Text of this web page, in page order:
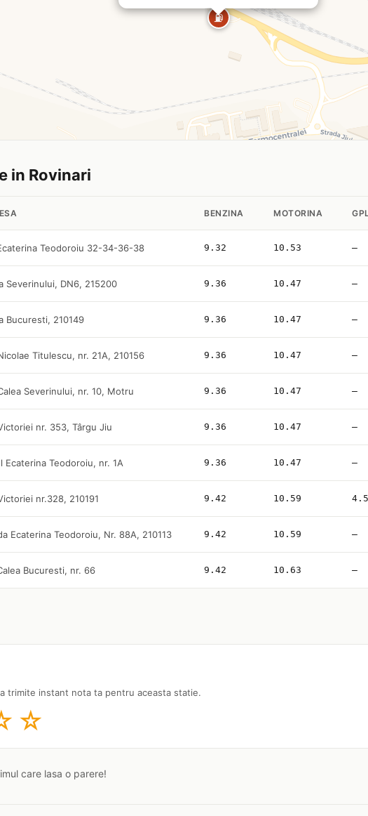
⛽
in Rovinari
BENZINA MOTORINA GPL
Teodoroiu 32-34-36-38 9.32 10.53 —
Severinului, DN6, 215200 9.36 10.47 —
Bucuresti, 210149 9.36 10.47 —
Titulescu, nr. 21A, 210156 9.36 10.47 —
Severinului, nr. 10, Motru 9.36 10.47 —
nr. 353, Târgu Jiu 9.36 10.47 —
Ecaterina Teodoroiu, nr. 1A 9.36 10.47 —
nr.328, 210191 9.42 10.59
Ecaterina Teodoroiu, Nr. 88A, 210113 9.42 10.59 —
Bucuresti, nr. 66 9.42 10.63 —
trimite instant nota ta pentru aceasta statie.
☆
care lasa o parere!